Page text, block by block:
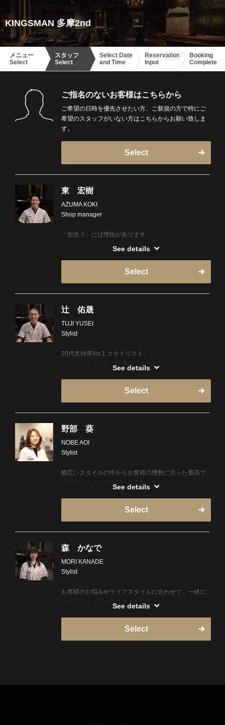
KINGSMAN 多摩2nd
メニュー
Select
スタッフ
Select
Select Date
and Time
Reservation
Input
Booking
Complete
ご指名のないお客様はこちらから
ご希望の日時を優先させたい方、ご新規の方で特にご
希望のスタッフがいない方はこちらからお願い致しま
す。
Select
東 宏樹
AZUMA KOKI
Shop manager
「似合う」には理由があります。
それだけでは本当に似合う髪型にはなりません。
骨格、髪質、ライフスタイル、仕事、ファッション。
一人ひとり違うからこそ、丁寧なカウンセリングを大
切にし、“あなたに一番似合うスタイル” を一緒に見つ
けます。
フェードやバーバースタイルはもちろん、王道のマッ
シュやビジネススタイルまで幅広く対応。
「またお願いしたい。」
そう思っていただける時間を大切にしています。
See details
Select
辻 佑晟
TUJI YUSEI
Stylist
20代支持率No.1 スタイリスト。
バーバースタイルの定番・フェードカットやスキンフ
得意。さらに、落ち着いた大人なメンズスタイルにも
対応し、仕事ではマフィア映画に影響を受けたスーツ
の着こなしを意識したコーディネートを提案します。
スタイル一つひとつに、シンプルかつ洗練された美学
を追求しています。お客様にぴったりの理想のスタイ
ルをご提案いたします。
See details
Select
野部 葵
NOBE AOI
Stylist
幅広いスタイルの中からお客様の理想に沿った最高で
上質なスタイルをお届けします！！
気楽に来て、気楽にキマれる。
是非私にお任せ下さい！！！！！
See details
Select
森 かなで
MORI KANADE
Stylist
お客様のお悩みやライフスタイルに合わせて、一緒に
似合うスタイルを作ることを大切にしています。
「朝のセットを楽にしたい」「似合う髪型がわからな
い」そんな方はぜひご相談ください。
See details
Select